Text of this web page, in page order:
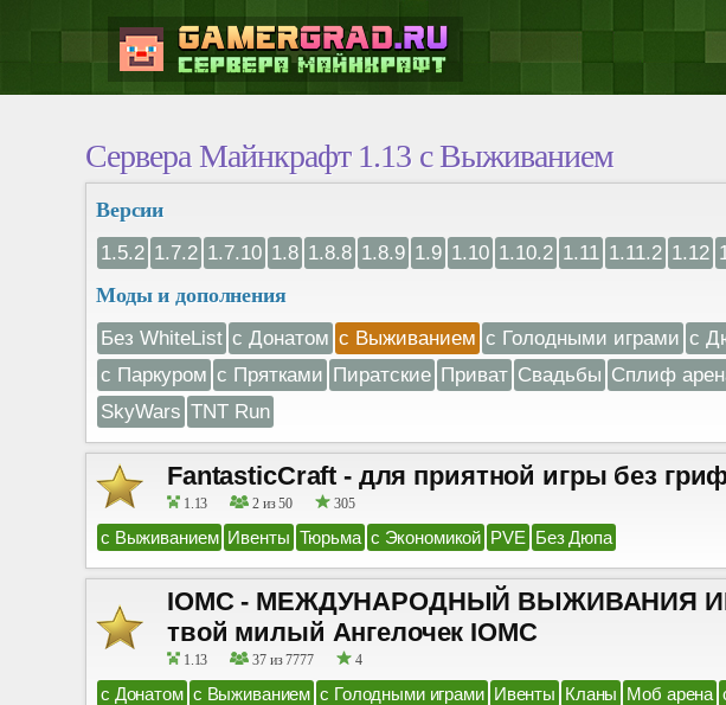
Сервера Майнкрафт 1.13 с Выживанием
Версии
1.5.2 1.7.2 1.7.10 1.8 1.8.8 1.8.9 1.9 1.10 1.10.2 1.11 1.11.2 1.12
Моды и дополнения
Без WhiteList с Донатом с Выживанием с Голодными играми с
с Паркуром с Прятками Пиратские Приват Свадьбы Сплиф
SkyWars TNT Run
FantasticCraft - для приятной игры без
1.13 2 из 50 305
с Выживанием Ивенты Тюрьма с Экономикой PVE Без Дюпа
IOMC - МЕЖДУНАРОДНЫЙ ВЫЖИВАНИЯ
твой милый Ангелочек IOMC
1.13 37 из 7777 4
с Донатом с Выживанием с Голодными играми Ивенты Кланы Моб арена